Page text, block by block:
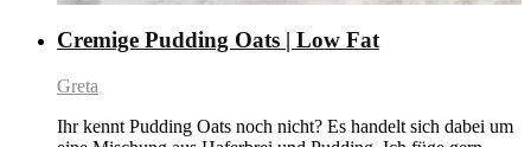
Cremige Pudding Oats | Low Fat
Greta
Ihr kennt Pudding Oats noch nicht? Es handelt sich dabei um